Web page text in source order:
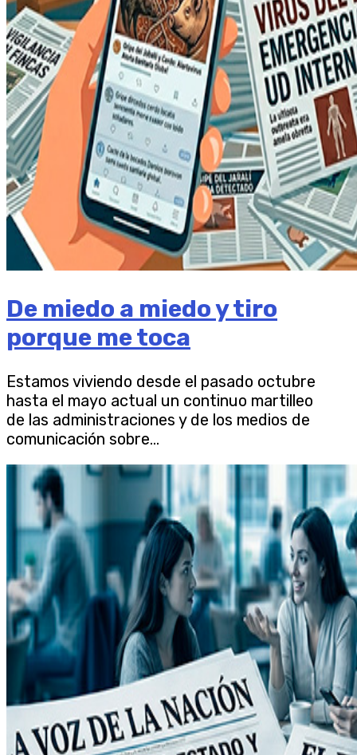
De miedo a miedo y tiro
porque me toca
Estamos viviendo desde el pasado octubre
hasta el mayo actual un continuo martilleo
de las administraciones y de los medios de
comunicación sobre...